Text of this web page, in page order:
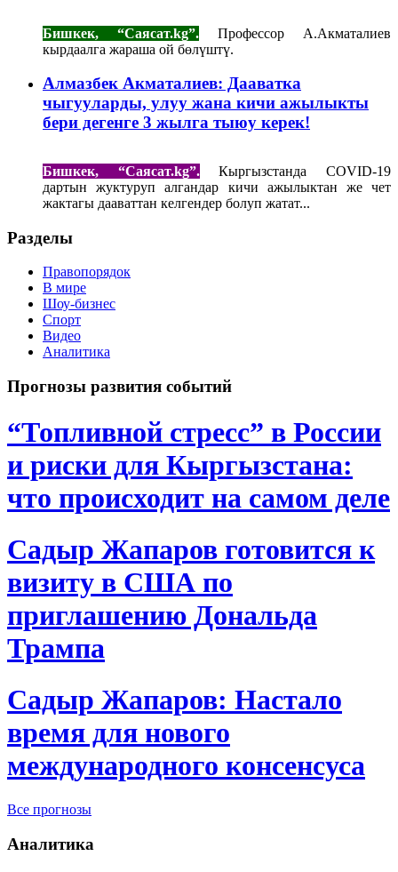
Бишкек, “Саясат.kg”. Профессор А.Акматалиев
кырдаалга жараша ой бөлүштү.
Алмазбек Акматалиев: Дааватка
чыгууларды, улуу жана кичи ажылыкты
бери дегенге 3 жылга тыюу керек!
Бишкек, “Саясат.kg”.Кыргызстанда COVID-19
дартын жуктуруп алгандар кичи ажылыктан же чет
жактагы дааваттан келгендер болуп жатат...
Разделы
Правопорядок
В мире
Шоу-бизнес
Спорт
Видео
Аналитика
Прогнозы развития событий
“Топливной стресс” в России
и риски для Кыргызстана:
что происходит на самом деле
Садыр Жапаров готовится к
визиту в США по
приглашению Дональда
Трампа
Садыр Жапаров: Настало
время для нового
международного консенсуса
Все прогнозы
Аналитика